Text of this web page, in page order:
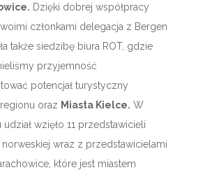
Dzięki dobrej współpracy
członkami delegacja z Bergen
także siedzibę biura ROT, gdzie
przyjemność
potencjał turystyczny
oraz Miasta Kielce. W
udział wzięło 11 przedstawicieli
wraz z przedstawicielami
które jest miastem